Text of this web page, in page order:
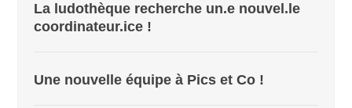
La ludothèque recherche un.e nouvel.le
coordinateur.ice !
Une nouvelle équipe à Pics et Co !